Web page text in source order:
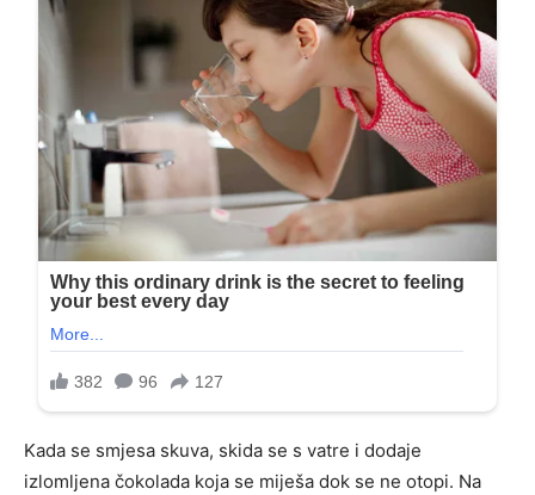
Kada se smjesa skuva, skida se s vatre i dodaje
izlomljena čokolada koja se miješa dok se ne otopi. Na